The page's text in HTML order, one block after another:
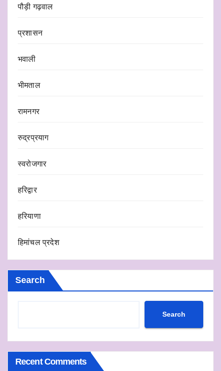
पौड़ी गढ़वाल
प्रशासन
भवाली
भीमताल
रामनगर
रुद्रप्रयाग
स्वरोजगार
हरिद्वार
हरियाणा
हिमांचल प्रदेश
Search
Search
Recent Comments